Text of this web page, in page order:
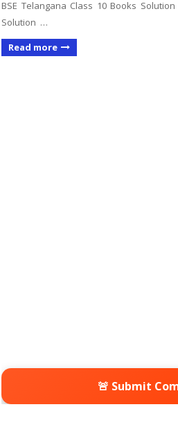
BSE Telangana Class 10 Books
Solution …
Read more
🚨 Submit